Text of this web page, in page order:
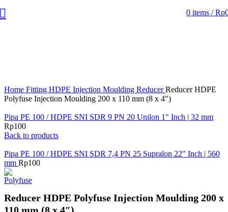
0 items / Rp
Home Fitting HDPE Injection Moulding ReducerReducer HDPE
Polyfuse Injection Moulding 200 x 110 mm (8 x 4″)
Pipa PE 100 / HDPE SNI SDR 9 PN 20 Unilon 1" Inch | 32 mm
Rp100
Back to products
Pipa PE 100 / HDPE SNI SDR 7,4 PN 25 Supralon 22" Inch | 560
mm Rp100
Reducer HDPE Polyfuse Injection Moulding 200 x